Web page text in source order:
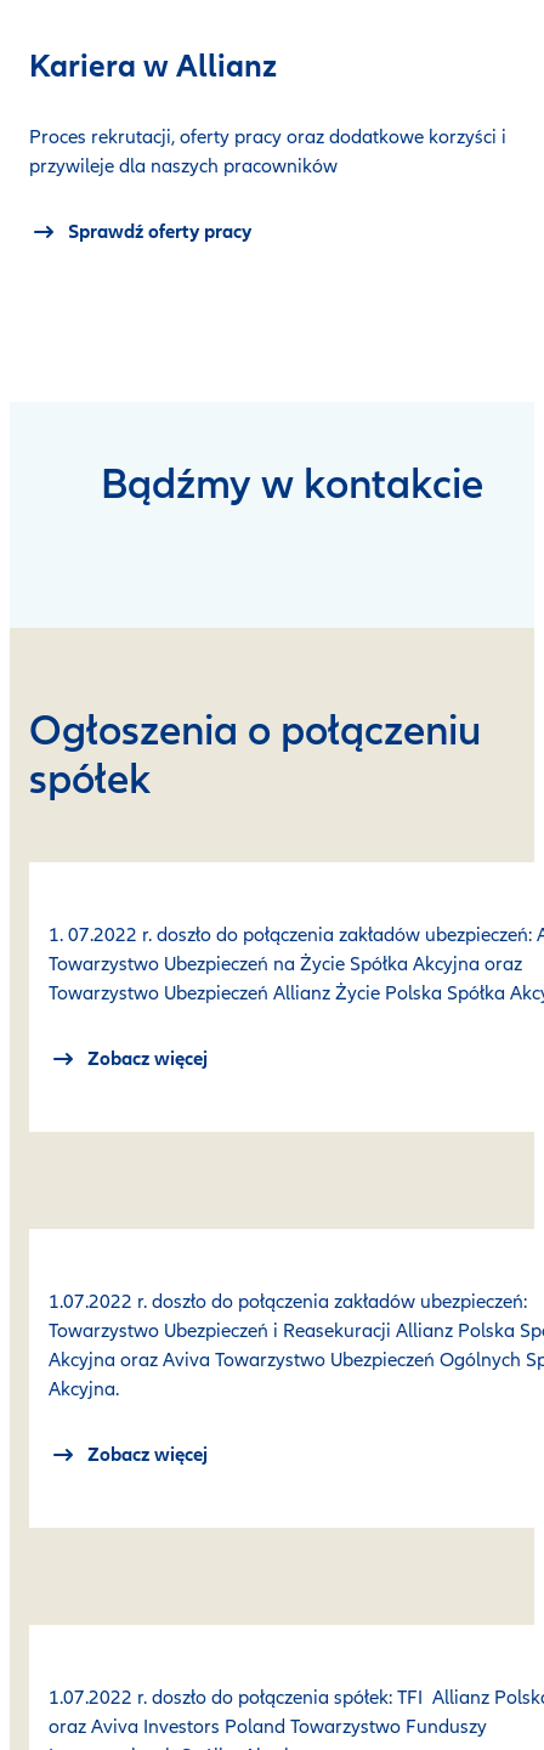
Kariera w Allianz
Proces rekrutacji, oferty pracy oraz dodatkowe korzyści i
przywileje dla naszych pracowników
Sprawdź oferty pracy
Bądźmy w kontakcie
Ogłoszenia o połączeniu
spółek
1. 07.2022 r. doszło do połączenia zakładów ubezpieczeń:
Towarzystwo Ubezpieczeń na Życie Spółka Akcyjna oraz
Towarzystwo Ubezpieczeń Allianz Życie Polska Spółka
Zobacz więcej
1.07.2022 r. doszło do połączenia zakładów ubezpieczeń:
Towarzystwo Ubezpieczeń i Reasekuracji Allianz Polska
Akcyjna oraz Aviva Towarzystwo Ubezpieczeń Ogólnych
Akcyjna.
Zobacz więcej
1.07.2022 r. doszło do połączenia spółek: TFI Allianz
oraz Aviva Investors Poland Towarzystwo Funduszy